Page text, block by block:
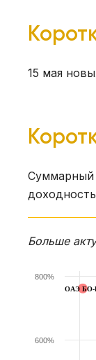
15 мая
Суммарный
Больше
ОАЭ
600%
800%